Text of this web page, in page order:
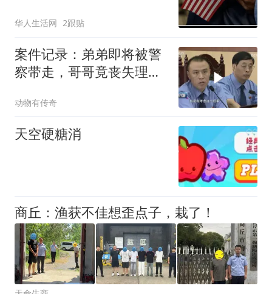
些人真该找律师了
华人生活网 2跟贴
案件记录：弟弟即将被警
察带走，哥哥竟丧失理
动物有传奇
天空硬糖消
商丘：渔获不佳想歪点子，栽了！